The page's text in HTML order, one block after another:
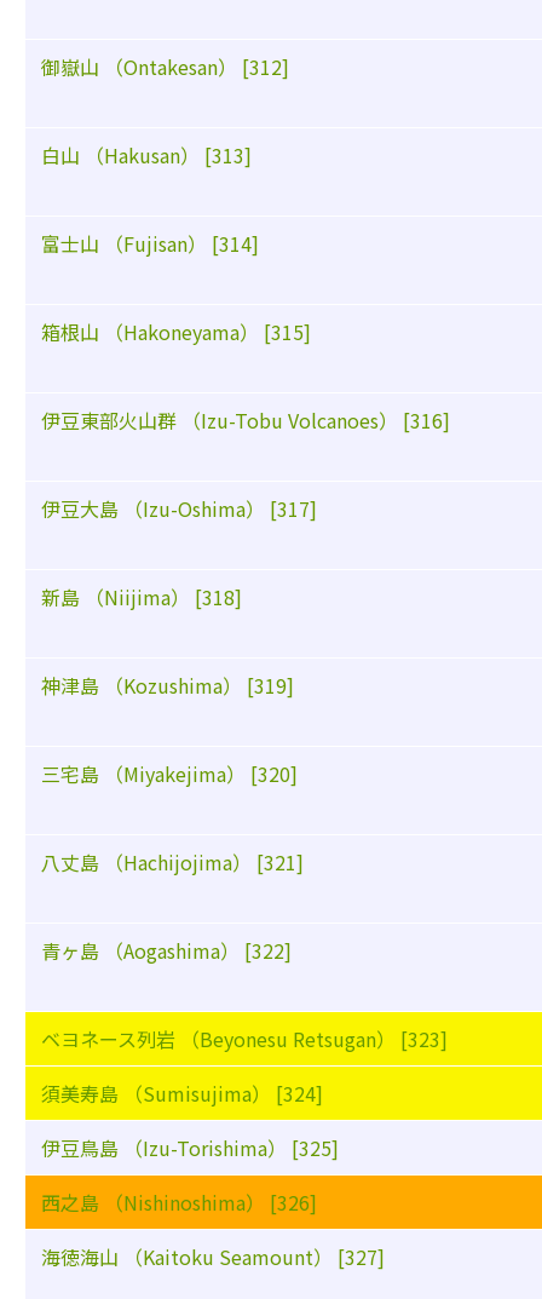
御嶽山 （Ontakesan） [312]
白山 （Hakusan） [313]
富士山 （Fujisan） [314]
箱根山 （Hakoneyama） [315]
伊豆東部火山群 （Izu-Tobu Volcanoes） [316]
伊豆大島 （Izu-Oshima） [317]
新島 （Niijima） [318]
神津島 （Kozushima） [319]
三宅島 （Miyakejima） [320]
八丈島 （Hachijojima） [321]
青ヶ島 （Aogashima） [322]
ベヨネース列岩 （Beyonesu Retsugan） [323]
須美寿島 （Sumisujima） [324]
伊豆鳥島 （Izu-Torishima） [325]
西之島 （Nishinoshima） [326]
海徳海山 （Kaitoku Seamount） [327]